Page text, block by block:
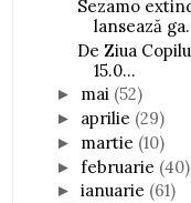
Sezamo
lansează
De Ziua
15.0...
► mai (52)
► aprilie (29)
► martie (10)
►februarie (40)
►ianuarie (61)